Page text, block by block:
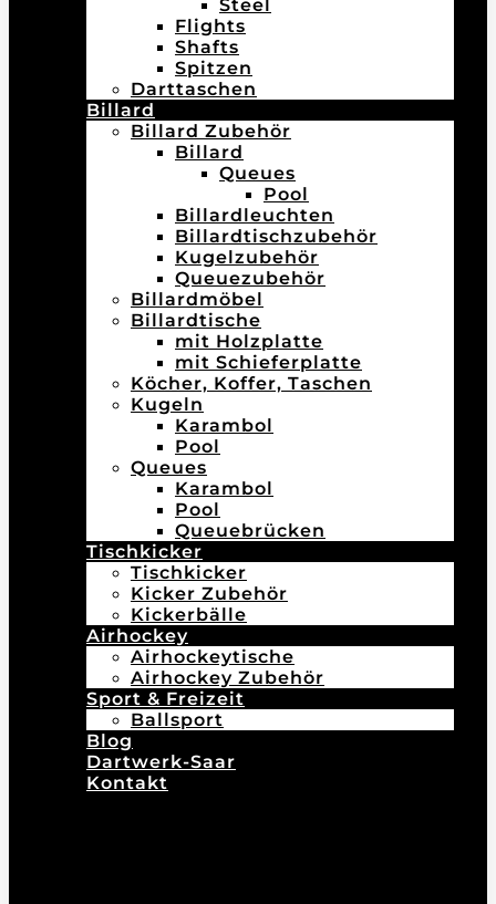
Steel
Flights
Shafts
Spitzen
Darttaschen
Billard
Billard Zubehör
Billard
Queues
Pool
Billardleuchten
Billardtischzubehör
Kugelzubehör
Queuezubehör
Billardmöbel
Billardtische
mit Holzplatte
mit Schieferplatte
Köcher, Koffer, Taschen
Kugeln
Karambol
Pool
Queues
Karambol
Pool
Queuebrücken
Tischkicker
Tischkicker
Kicker Zubehör
Kickerbälle
Airhockey
Airhockeytische
Airhockey Zubehör
Sport & Freizeit
Ballsport
Blog
Dartwerk-Saar
Kontakt